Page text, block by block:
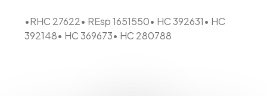
•RHC 27622• REsp 1651550• HC 392631• HC
392148• HC 369673• HC 280788